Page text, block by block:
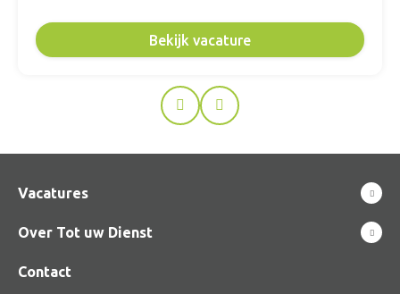
Bekijk vacature
Prev Next
Vacatures
Over Tot uw Dienst
Contact